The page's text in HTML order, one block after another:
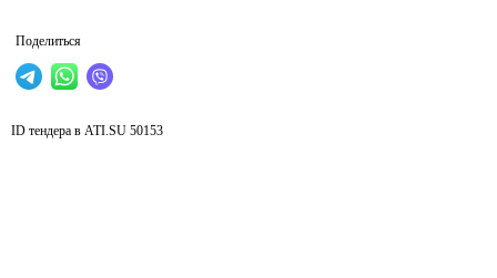
Поделиться
ID тендера в ATI.SU 50153